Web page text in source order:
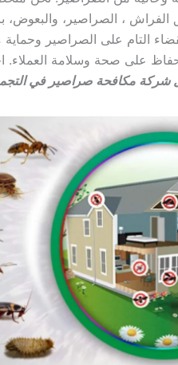
الفراش ، الصراصير، والبعوض،
التام على الصراصير
على صحة وسلامة العملاء.
شركة مكافحة صراصير في